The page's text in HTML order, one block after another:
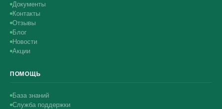
Документы
Контакты
Отзывы
Блог
Новости
Акции
ПОМОЩЬ
База знаний
Служба поддержки